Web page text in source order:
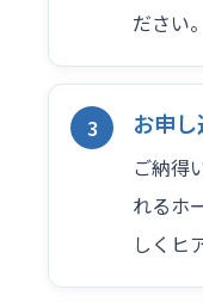
ださい。
お申
ご納得
れるホ
しくヒ